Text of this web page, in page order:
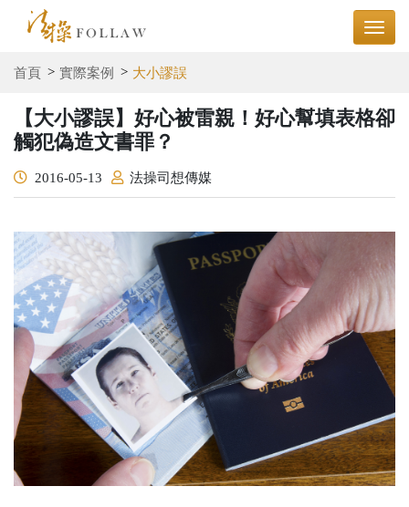
首頁 實際案例 大小謬誤
【大小謬誤】好心被雷親！好心幫填表格卻
觸犯偽造文書罪？
2016-05-13 法操司想傳媒